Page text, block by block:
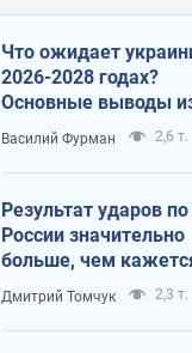
Что ожидает
2026-2028 годах?
Основные выводы
новых прогнозов от
Василий Фурман 2,6 т.
Результат ударов
России значительно
больше, чем
Дмитрий Томчук 2,3 т.